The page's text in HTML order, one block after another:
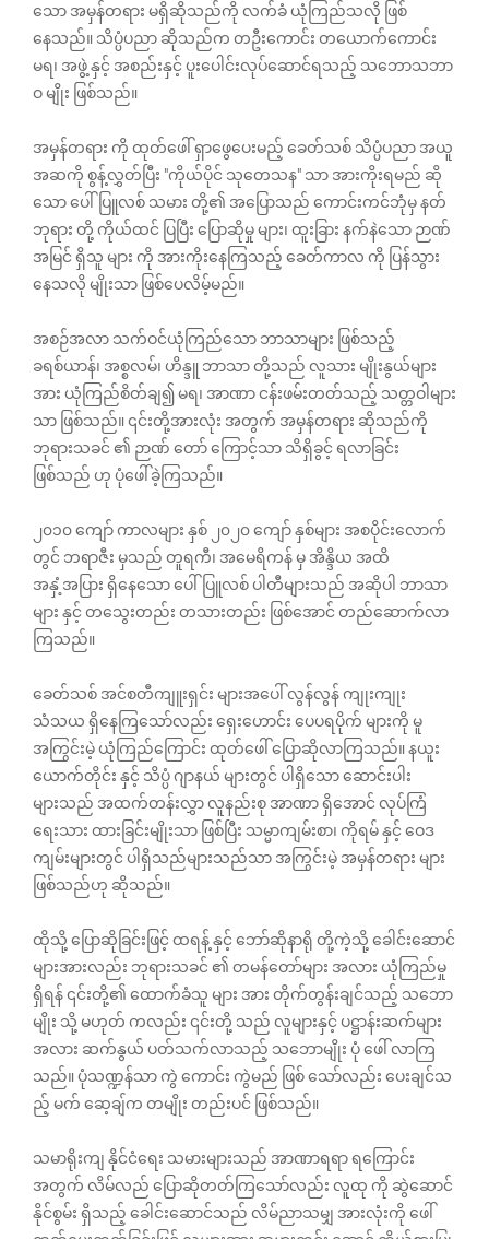
သော အမှန်တရား မရှိဆိုသည်ကို လက်ခံ ယုံကြည်သလို ဖြစ်
နေသည်။ သိပ္ပံပညာ ဆိုသည်က တဦးကောင်း တ‌ယောက်ကောင်း
မရ၊ အဖွဲ့ နှင့် အစည်းနှင့် ပူးပေါင်းလုပ်ဆောင်ရသည့် သဘောသဘာ
ဝ မျိုး ဖြစ်သည်။
အမှန်တရား ကို ထုတ်ဖေါ် ရှာဖွေပေးမည့် ခေတ်သစ် သိပ္ပံပညာ အယူ
အဆကို စွန့်လွှတ်ပြီး "ကိုယ်ပိုင် သုတေသန" သာ အားကိုးရမည် ဆို
သော ပေါ်ပြူလစ် သမား တို့၏ အပြောသည် ကောင်းကင်ဘုံမှ နတ်
ဘုရား တို့ ကိုယ်ထင် ပြပြီး ပြောဆိုမှု များ၊ ထူးခြား နက်နဲသော ဉာဏ်
အမြင် ရှိသူ များ ကို အားကိုးနေကြသည့် ခေတ်ကာလ ကို ပြန်သွား
နေသလို မျိုးသာ ဖြစ်ပေလိမ့်မည်။
အစဉ်အလာ သက်ဝင်ယုံကြည်သော ဘာသာများ ဖြစ်သည့်
ခရစ်ယာန်၊ အစ္စလမ်၊ ဟိန္ဒူ ဘာသာ တို့သည် လူသား မျိုးနွယ်များ
အား ယုံကြည်စိတ်ချ၍ မရ၊ အာဏာ ငန်းဖမ်း‌တတ်သည့် သတ္တဝါများ
သာ ဖြစ်သည်။ ၎င်းတို့အားလုံး အတွက် အမှန်တရား ဆိုသည်ကို
ဘုရားသခင် ၏ ဉာဏ်‌ တော် ကြောင့်သာ သိရှိခွင့် ရလာခြင်း
ဖြစ်သည် ဟု ပုံဖေါ်ခဲ့ကြသည်။
၂၀၁၀ ကျော် ကာလများ နှစ် ၂၀၂၀ ကျော် နှစ်များ အစပိုင်းလောက်
တွင် ဘရာဇီး မှသည် တူရကီ၊ အမေရိကန် မှ အိန္ဒိယ အထိ
အနှံ့အပြား ရှိနေသော ပေါ်ပြူလစ် ပါတီများသည် အဆိုပါ ဘာသာ
များ နှင့် တသွေးတည်း တသားတည်း ဖြစ်အောင် တည်ဆောက်လာ
ကြသည်။
ခေတ်သစ် အင်စတီကျူးရှင်း များအပေါ် လွန်လွန် ကျုးကျုး
သံသယ ရှိနေကြသော်လည်း ရှေးဟောင်း ပေပရပိုက် များကို မူ
အကြွင်းမဲ့ ယုံကြည်ကြောင်း ထုတ်ဖေါ် ‌ပြောဆိုလာကြသည်။ နယူး
ယောက်တိုင်း နှင့် သိပ္ပံ ဂျာနယ် များတွင် ပါရှိသော ဆောင်းပါး
များသည် အထက်တန်းလွှာ လူနည်းစု အာဏာ ရှိအောင် လုပ်ကြံ
ရေးသား ထားခြင်းမျိုးသာ ဖြစ်ပြီး သမ္မာကျမ်းစာ၊ ကိုရမ် နှင့် ဝေဒ
ကျမ်းများတွင် ပါရှိသည်များသည်သာ အကြွင်းမဲ့ အမှန်တရား များ
ဖြစ်သည်ဟု ဆိုသည်။
ထိုသို့ ပြောဆိုခြင်းဖြင့် ထရန့် နှင့် ဘော်ဆိုနာရို တို့ကဲ့သို့ ခေါင်းဆောင်
များအားလည်း ဘုရားသခင် ၏ တမန်တော်များ အလား ယုံကြည်မှု
ရှိရန် ‌၎င်းတို့၏ ထောက်ခံသူ များ အား တိုက်တွန်းချင်သည့် သဘော
မျိုး သို့ မဟုတ် ကလည်း ၎င်းတို့ သည် လူများနှင့် ပဋ္ဌာန်းဆက်များ
အလား ဆက်နွယ် ပတ်သက်လာသည့် သဘောမျိုး ပုံ ဖေါ် လာကြ
သည်။ ပုံသဏ္ဍန်သာ ကွဲ ကောင်း ကွဲမည် ဖြစ် သော်လည်း ပေးချင်သ
ည့် မက်‌‌ ဆေ့ချ်က တမျိုး တည်းပင် ဖြစ်သည်။
သမာရိုးကျ နိုင်ငံရေး သမားများသည် အာဏာရရာ ရကြောင်း
အတွက် လိမ်လည် ပြောဆိုတတ်ကြသော်လည်း လူထု ကို ဆွဲဆောင်
နိုင်စွမ်း ရှိသည့် ခေါင်းဆောင်သည် လိမ်ညာသမျှ အားလုံးကို ဖေါ်